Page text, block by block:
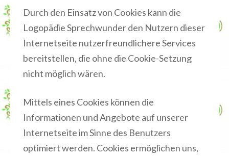
Durch den Einsatz von Cookies kann die
Logopädie Sprechwunder den Nutzern dieser
Internetseite nutzerfreundlichere Services
bereitstellen, die ohne die Cookie-Setzung
nicht möglich wären.
Mittels eines Cookies können die
Informationen und Angebote auf unserer
Internetseite im Sinne des Benutzers
optimiert werden. Cookies ermöglichen uns,